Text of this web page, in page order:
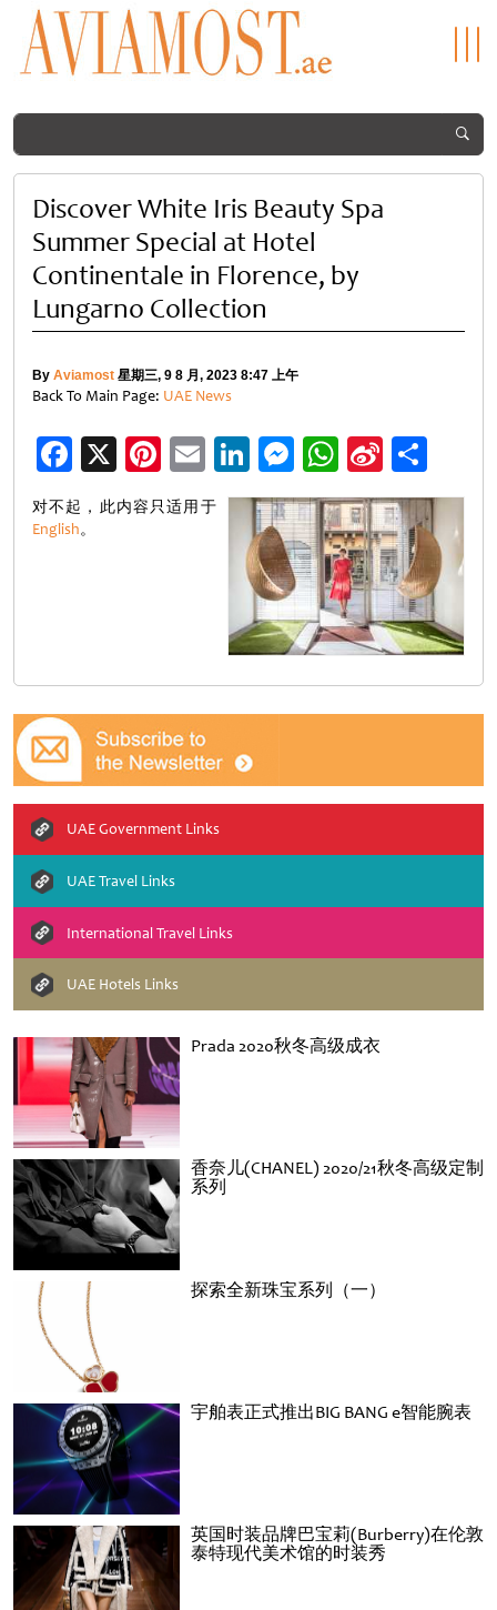
Prada 2020秋冬高级成衣
香奈儿(CHANEL) 2020/21秋冬高级定制
系列
探索全新珠宝系列（一）
宇舶表正式推出BIG BANG e智能腕表
英国时装品牌巴宝莉(Burberry)在伦敦
泰特现代美术馆的时装秀
Discover White Iris Beauty Spa
Summer Special at Hotel
Continentale in Florence, by
Lungarno Collection
By Aviamost 星期三, 9 8 月, 2023 8:47 上午
Back To Main Page: UAE News
Facebook
X Pinterest
EmailLinkedIn
Messenger
WhatsApp
Sina
Weibo
享
对不起，此内容只适用于
English。
UAE Government Links
UAE Travel Links
International Travel Links
UAE Hotels Links